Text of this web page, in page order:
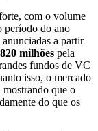
com o volume
período do ano
a partir
milhões pela
fundos de VC
isso, o mercado
mostrando que o
do que os